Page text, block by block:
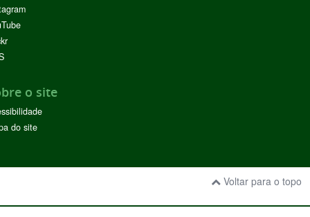
o site
do site
Voltar para o topo